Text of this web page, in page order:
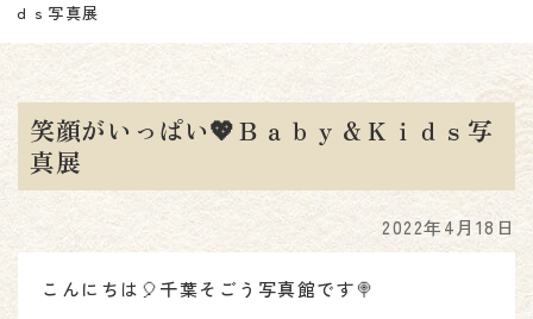
ｄｓ写真展
笑顔がいっぱい💖Ｂａｂｙ＆Ｋｉｄｓ写
真展
2022年4月18日
こんにちは🎈千葉そごう写真館です🍭